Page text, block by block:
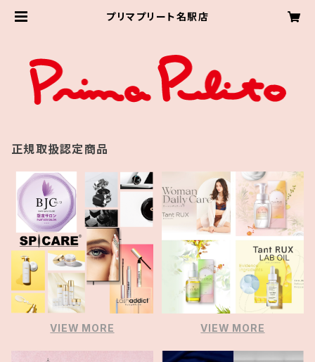
プリマプリート名駅店
正規取扱認定商品
VIEW MORE VIEW MORE